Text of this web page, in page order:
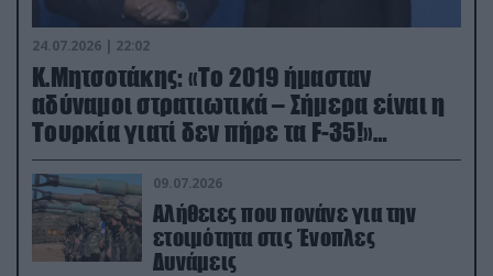
24.07.2026 | 22:02
Κ.Μητσοτάκης: «Το 2019 ήμασταν
αδύναμοι στρατιωτικά – Σήμερα είναι η
Τουρκία γιατί δεν πήρε τα F-35!»
(βίντεο)
09.07.2026
Αλήθειες που πονάνε για την
ετοιμότητα στις Ένοπλες
Δυνάμεις